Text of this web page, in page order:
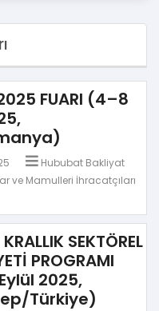
FUARI (4–8
Hububat Bakliyat
ve Mamulleri İhracatçıları
SEKTÖREL
PROGRAMI
2025,
Türkiye)